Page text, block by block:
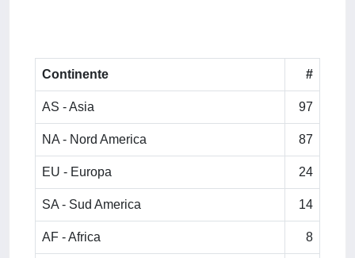
Continente #
AS - Asia 97
NA - Nord America 87
EU - Europa 24
SA - Sud America 14
AF - Africa 8